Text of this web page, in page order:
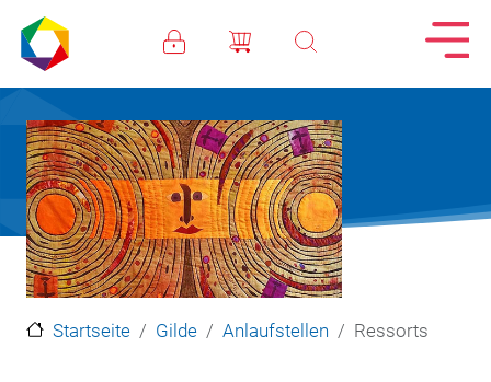
Direkt zum Inhalt
Startseite Gilde Anlaufstellen Ressorts